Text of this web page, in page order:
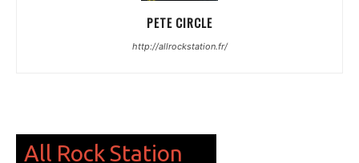
PETE CIRCLE
http://allrockstation.fr/